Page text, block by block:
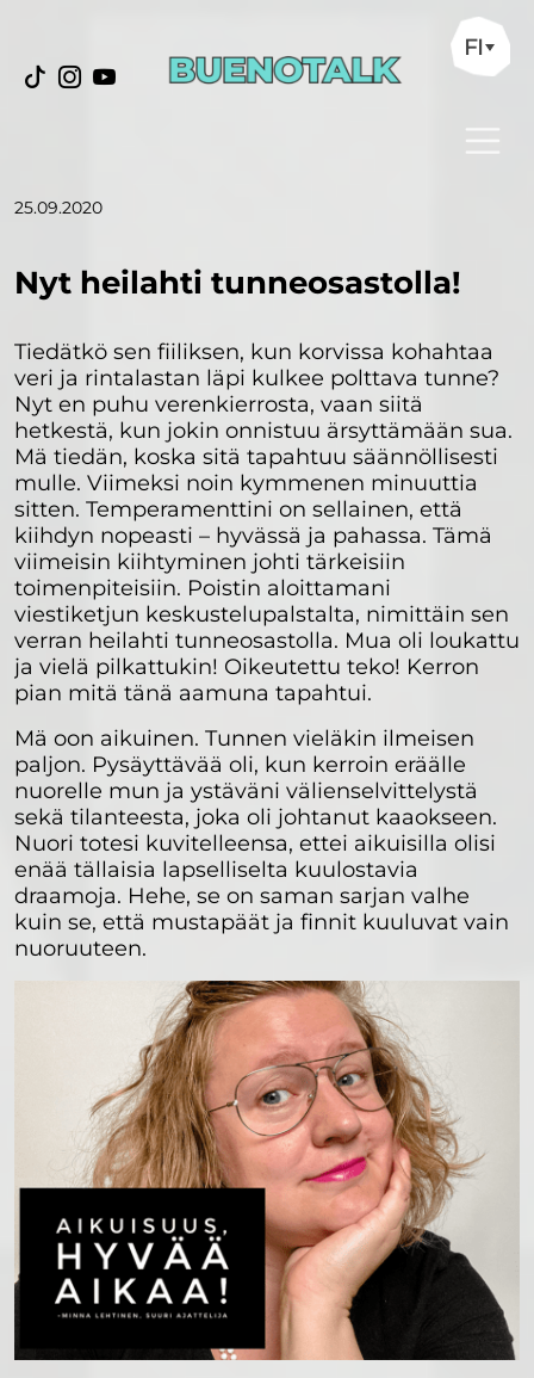
FI
25.09.2020
Nyt heilahti tunneosastolla!
Tiedätkö sen fiiliksen, kun korvissa kohahtaa
veri ja rintalastan läpi kulkee polttava tunne?
Nyt en puhu verenkierrosta, vaan siitä
hetkestä, kun jokin onnistuu ärsyttämään sua.
Mä tiedän, koska sitä tapahtuu säännöllisesti
mulle. Viimeksi noin kymmenen minuuttia
sitten. Temperamenttini on sellainen, että
kiihdyn nopeasti – hyvässä ja pahassa. Tämä
viimeisin kiihtyminen johti tärkeisiin
toimenpiteisiin. Poistin aloittamani
viestiketjun keskustelupalstalta, nimittäin sen
verran heilahti tunneosastolla. Mua oli loukattu
ja vielä pilkattukin! Oikeutettu teko! Kerron
pian mitä tänä aamuna tapahtui.
Mä oon aikuinen. Tunnen vieläkin ilmeisen
paljon. Pysäyttävää oli, kun kerroin eräälle
nuorelle mun ja ystäväni välienselvittelystä
sekä tilanteesta, joka oli johtanut kaaokseen.
Nuori totesi kuvitelleensa, ettei aikuisilla olisi
enää tällaisia lapselliselta kuulostavia
draamoja. Hehe, se on saman sarjan valhe
kuin se, että mustapäät ja finnit kuuluvat vain
nuoruuteen.